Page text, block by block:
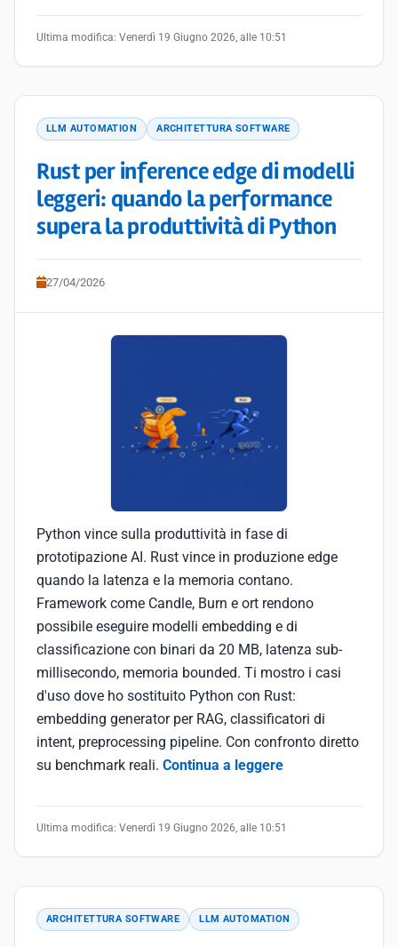
Ultima modifica: Venerdì 19 Giugno 2026, alle 10:51
LLM AUTOMATION ARCHITETTURA SOFTWARE
Rust per inference edge di modelli
leggeri: quando la performance
supera la produttività di Python
27/04/2026
Python vince sulla produttività in fase di
prototipazione AI. Rust vince in produzione edge
quando la latenza e la memoria contano.
Framework come Candle, Burn e ort rendono
possibile eseguire modelli embedding e di
classificazione con binari da 20 MB, latenza sub-
millisecondo, memoria bounded. Ti mostro i casi
d'uso dove ho sostituito Python con Rust:
embedding generator per RAG, classificatori di
intent, preprocessing pipeline. Con confronto diretto
su benchmark reali. Continua a leggere
Ultima modifica: Venerdì 19 Giugno 2026, alle 10:51
ARCHITETTURA SOFTWARE LLM AUTOMATION